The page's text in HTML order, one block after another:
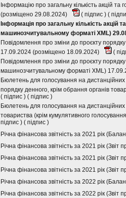
Інформацію про загальну кількість акцій
(розміщено 29.08.2024)
( підпис ) (
Інформація про загальну кількість
машинозчитувальному форматі XML)
Повідомлення про зміни до проєкту
17.09.2024 (розміщено 18.09.2024)
(
Повідомлення про зміни до проєкту
машинозчитувальному форматі XML)
Бюлетень для голосування на
порядку денного, крім обрання органів
( підпис ) ( підпис )
Бюлетень для голосування на
товариства (крім кумулятивного
підпис ) ( підпис )
Річна фінансова звітність за 2021 рік
Річна фінансова звітність за 2021 рік
Річна фінансова звітність за 2021 рік
Річна фінансова звітність за 2021 рік
Річна фінансова звітність за 2022 рік
Річна фінансова звітність за 2022 рік